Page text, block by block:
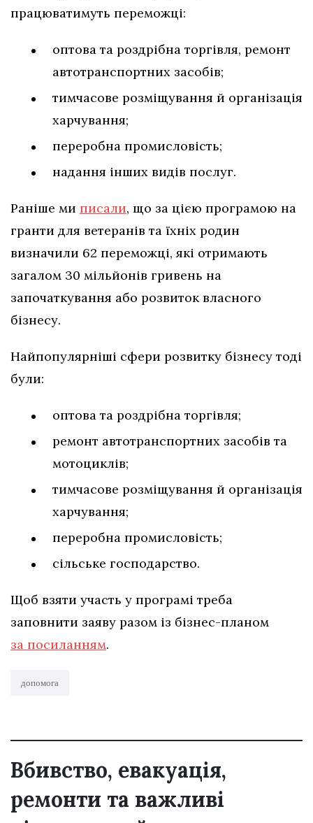
працюватимуть переможці:
оптова та роздрібна торгівля, ремонт
автотранспортних засобів;
тимчасове розміщування й організація
харчування;
переробна промисловість;
надання інших видів послуг.
Раніше ми писали, що за цією програмою на
гранти для ветеранів та їхніх родин
визначили 62 переможці, які отримають
загалом 30 мільйонів гривень на
започаткування або розвиток власного
бізнесу.
Найпопулярніші сфери розвитку бізнесу тоді
були:
оптова та роздрібна торгівля;
ремонт автотранспортних засобів та
мотоциклів;
тимчасове розміщування й організація
харчування;
переробна промисловість;
сільське господарство.
Щоб взяти участь у програмі треба
заповнити заяву разом із бізнес-планом
за посиланням.
допомога
Вбивство, евакуація,
ремонти та важливі